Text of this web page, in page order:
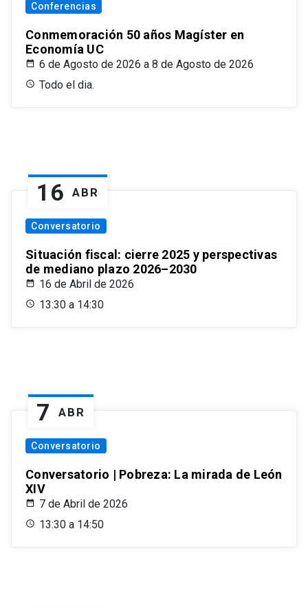
Conferencias
Conmemoración 50 años Magíster en
Economía UC
6 de Agosto de 2026 a 8 de Agosto de 2026
Todo el dia.
16 ABR
Conversatorio
Situación fiscal: cierre 2025 y perspectivas
de mediano plazo 2026–2030
16 de Abril de 2026
13:30 a 14:30
7 ABR
Conversatorio
Conversatorio | Pobreza: La mirada de León
XIV
7 de Abril de 2026
13:30 a 14:50